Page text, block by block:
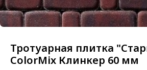
Тротуарная плитка
ColorMix Клинкер 60 мм